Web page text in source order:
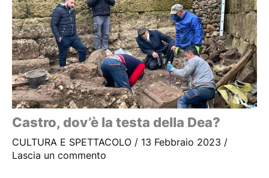
Castro, dov’è la testa della Dea?
CULTURA E SPETTACOLO / 13 Febbraio 2023 /
Lascia un commento